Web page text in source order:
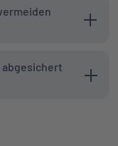
abgesichert